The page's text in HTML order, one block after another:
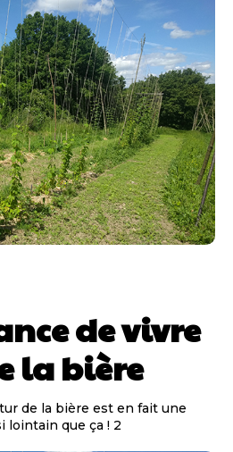
de vivre
la bière
de la bière est en fait une
que ça ! 2